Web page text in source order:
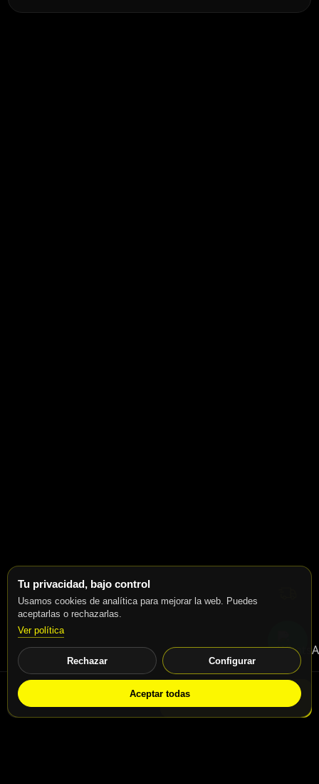
Tu privacidad, bajo control
Usamos cookies de analítica para mejorar la web. Puedes
aceptarlas o rechazarlas.
Ver política
Rechazar Configurar
Aceptar todas